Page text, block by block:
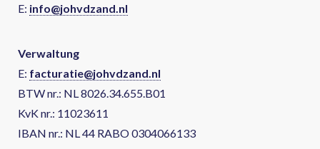
E: info@johvdzand.nl
Verwaltung
E: facturatie@johvdzand.nl
BTW nr.: NL 8026.34.655.B01
KvK nr.: 11023611
IBAN nr.: NL 44 RABO 0304066133